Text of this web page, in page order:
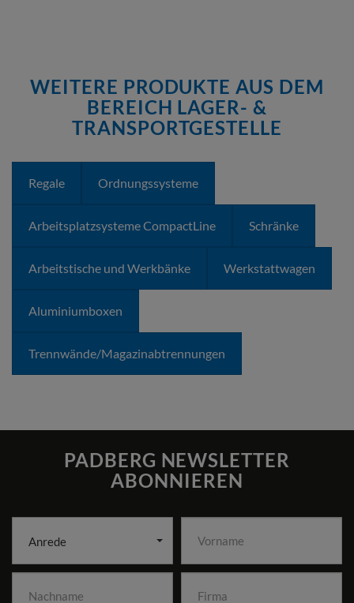
WEITERE PRODUKTE AUS DEM
BEREICH LAGER- &
TRANSPORTGESTELLE
Regale Ordnungssysteme
Arbeitsplatzsysteme CompactLine Schränke
Arbeitstische und Werkbänke Werkstattwagen
Aluminiumboxen
Trennwände/­Magazin­abtrennungen
PADBERG NEWSLETTER
ABONNIEREN
Anrede